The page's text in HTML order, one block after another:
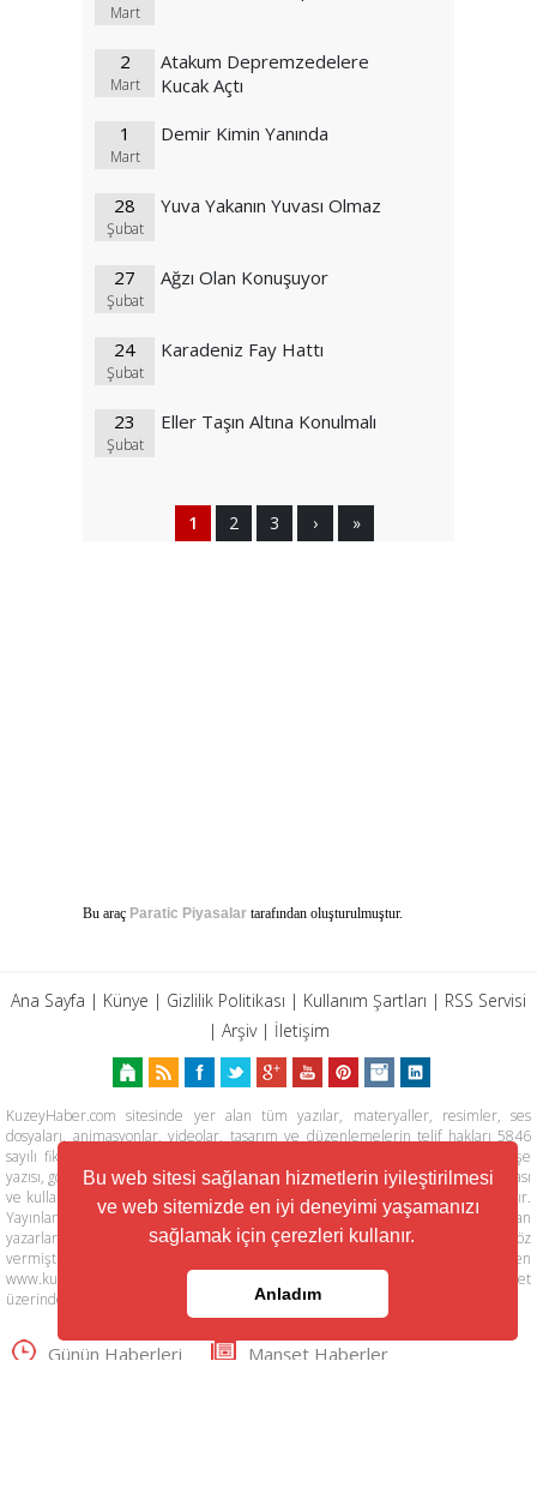
Bu web sitesi sağlanan hizmetlerin iyileştirilmesi
ve web sitemizde en iyi deneyimi yaşamanızı
sağlamak için çerezleri kullanır.
Anladım
Mart
2
Mart
Atakum Depremzedelere
Kucak Açtı
1
Mart
Demir Kimin Yanında
28
Şubat
Yuva Yakanın Yuvası Olmaz
27
Şubat
Ağzı Olan Konuşuyor
24
Şubat
Karadeniz Fay Hattı
23
Şubat
Eller Taşın Altına Konulmalı
1 2 3 › »
Bu araç Paratic Piyasalar tarafından oluşturulmuştur.
Ana Sayfa | Künye | Gizlilik Politikası | Kullanım Şartları | RSS Servisi
| Arşiv| İletişim
KuzeyHaber.com sitesinde yer alan tüm yazılar, materyaller, resimler, ses
dosyaları, animasyonlar, videolar, tasarım ve düzenlemelerin telif hakları 5846
sayılı fikir ve sanat eserleri kanunu ile korunmaktadır. Her türlü haber, köşe
yazısı, görsel, belge ve bağlantının izinsiz ve kaynak belirtilmeksizin kopyalanması
ve kullanılması durumunda her türlü yasal hakları tarafımızca saklı tutulmaktadır.
Yayınlanan köşe yazılarından, haberlere ve köşe yazılarına yapılan yorumlardan
yazarları sorumludur. KuzeyHaber.com Basın Meslek İlkelerine uymaya söz
vermiştir. Web Sitemiz dışında farklı sitelere yönlendiren linklerin içeriklerinden
www.kuzeyhaber.com sorumlu tutulamaz. KuzeyHaber.com sadece internet
üzerinden yayın yapmaktadır.
Günün Haberleri
Manşet Haberler